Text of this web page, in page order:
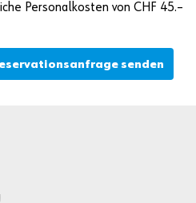
Personalkosten von CHF 45.–
senden